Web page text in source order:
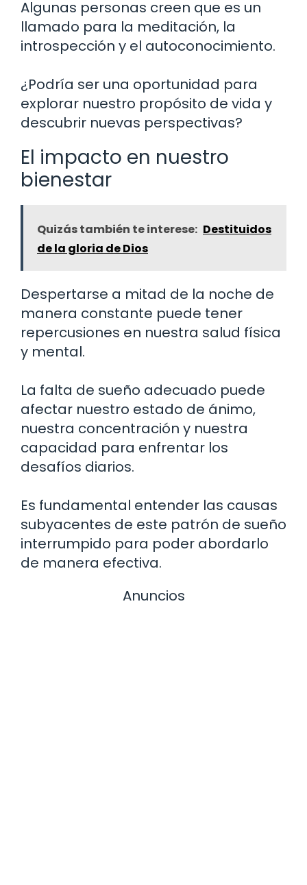
Algunas personas creen que es un
llamado para la meditación, la
introspección y el autoconocimiento.
¿Podría ser una oportunidad para
explorar nuestro propósito de vida y
descubrir nuevas perspectivas?
El impacto en nuestro
bienestar
Quizás también te interese: Destituidos
de la gloria de Dios
Despertarse a mitad de la noche de
manera constante puede tener
repercusiones en nuestra salud física
y mental.
La falta de sueño adecuado puede
afectar nuestro estado de ánimo,
nuestra concentración y nuestra
capacidad para enfrentar los
desafíos diarios.
Es fundamental entender las causas
subyacentes de este patrón de sueño
interrumpido para poder abordarlo
de manera efectiva.
Anuncios